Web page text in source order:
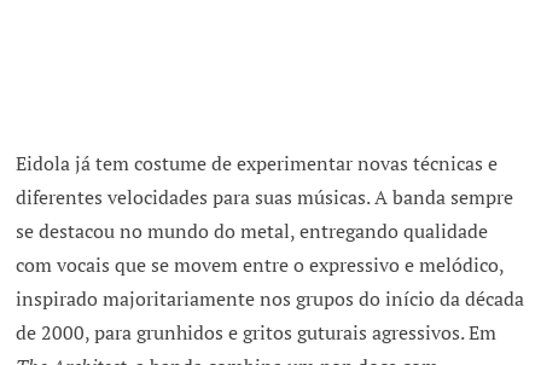
Eidola já tem costume de experimentar novas técnicas e
diferentes velocidades para suas músicas. A banda sempre
se destacou no mundo do metal, entregando qualidade
com vocais que se movem entre o expressivo e melódico,
inspirado majoritariamente nos grupos do início da década
de 2000, para grunhidos e gritos guturais agressivos. Em